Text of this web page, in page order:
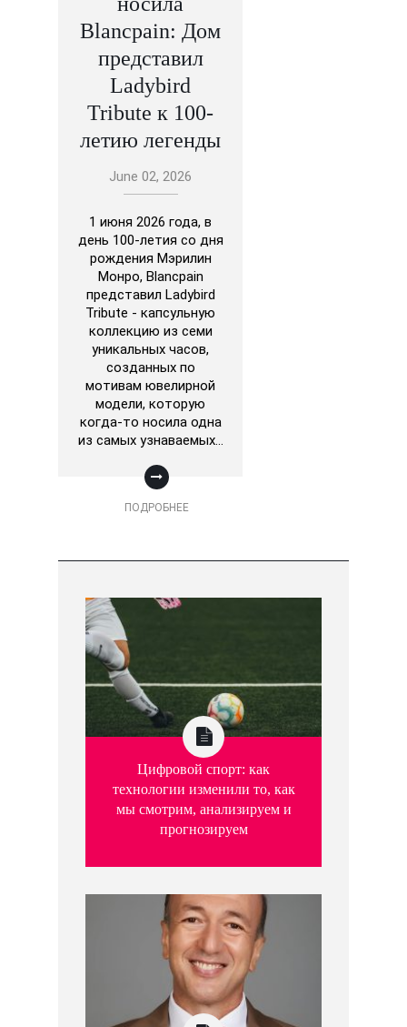
Blancpain: Дом
представил
Ladybird
Tribute к 100-
летию легенды
June 02, 2026
1 июня 2026 года, в
день 100-летия со дня
рождения Мэрилин
Монро, Blancpain
представил Ladybird
Tribute - капсульную
коллекцию из семи
уникальных часов,
созданных по
мотивам ювелирной
модели, которую
когда-то носила одна
из самых узнаваемых…
ПОДРОБНЕЕ
Цифровой спорт: как
технологии изменили то, как
мы смотрим, анализируем и
прогнозируем